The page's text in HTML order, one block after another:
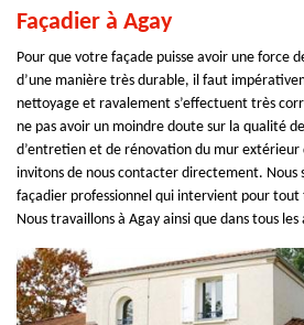
Façadier à Agay
Pour que votre façade puisse avoir une force
d’une manière très durable, il faut
nettoyage et ravalement s’effectuent très
ne pas avoir un moindre doute sur la qualité
d’entretien et de rénovation du mur
invitons de nous contacter directement. Nous
façadier professionnel qui intervient pour tout
Nous travaillons à Agay ainsi que dans tous